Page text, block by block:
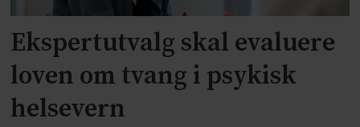
Ekspertutvalg skal evaluere
loven om tvang i psykisk
helsevern